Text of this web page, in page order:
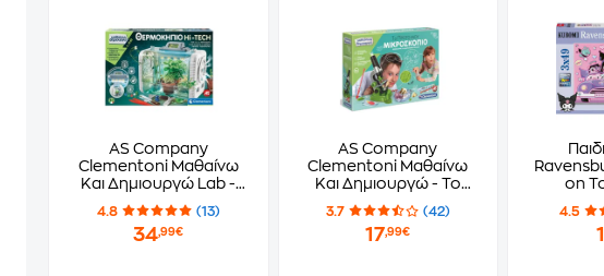
AS Company
Clementoni Μαθαίνω
Και Δημιουργώ Lab -
Θερμοκήπιο Hi-TECH
4.8 (13)
34,99€
AS Company
Clementoni Μαθαίνω
Και Δημιουργώ - Το
Πρώτο Μου
Μικροσκόπιο
3.7 (42)
17,99€
on
4.5